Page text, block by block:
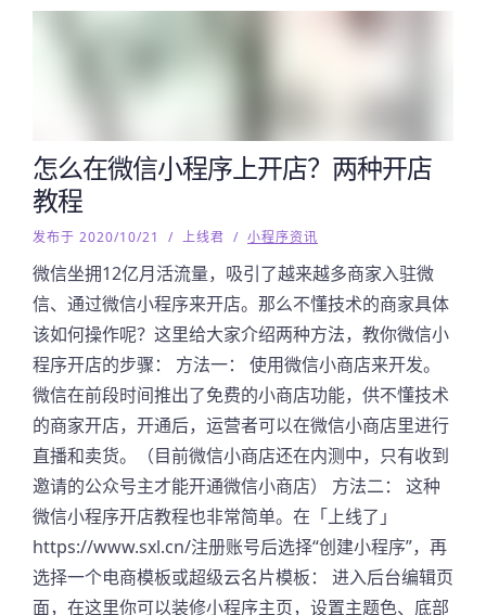
怎么在微信小程序上开店？两种开店
教程
发布于 2020/10/21 / 上线君 / 小程序资讯
微信坐拥12亿月活流量，吸引了越来越多商家入驻微
信、通过微信小程序来开店。那么不懂技术的商家具体
该如何操作呢？这里给大家介绍两种方法，教你微信小
程序开店的步骤： 方法一： 使用微信小商店来开发。
微信在前段时间推出了免费的小商店功能，供不懂技术
的商家开店，开通后，运营者可以在微信小商店里进行
直播和卖货。（目前微信小商店还在内测中，只有收到
邀请的公众号主才能开通微信小商店） 方法二： 这种
微信小程序开店教程也非常简单。在「上线了」
https://www.sxl.cn/注册账号后选择“创建小程序”，再
选择一个电商模板或超级云名片模板： 进入后台编辑页
面，在这里你可以装修小程序主页，设置主题色、底部